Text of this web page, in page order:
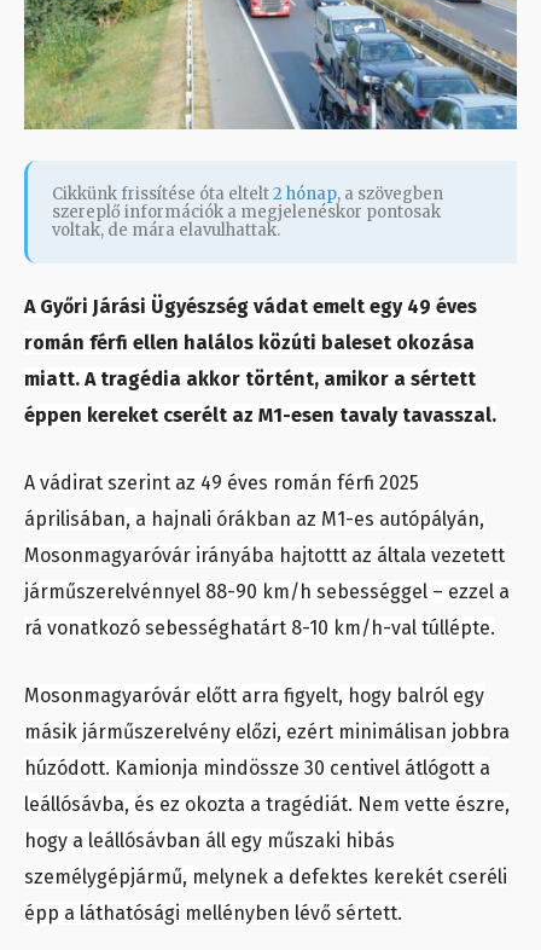
Cikkünk frissítése óta eltelt2 hónap, a szövegben
szereplő információk a megjelenéskor pontosak
voltak, de mára elavulhattak.
A Győri Járási Ügyészség vádat emelt egy 49 éves
román férfi ellen halálos közúti baleset okozása
miatt. A tragédia akkor történt, amikor a sértett
éppen kereket cserélt az M1-esen tavaly tavasszal.
A vádirat szerint az 49 éves román férfi 2025
áprilisában, a hajnali órákban az M1-es autópályán,
Mosonmagyaróvár irányába hajtottt az általa vezetett
járműszerelvénnyel 88-90 km/h sebességgel – ezzel a
rá vonatkozó sebességhatárt 8-10 km/h-val túllépte.
Mosonmagyaróvár előtt arra figyelt, hogy balról egy
másik járműszerelvény előzi, ezért minimálisan jobbra
húzódott. Kamionja mindössze 30 centivel átlógott a
leállósávba, és ez okozta a tragédiát. Nem vette észre,
hogy a leállósávban áll egy műszaki hibás
személygépjármű, melynek a defektes kerekét cseréli
épp a láthatósági mellényben lévő sértett.